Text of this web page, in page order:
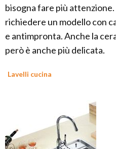
bisogna fare più
richiedere un modello con
e antimpronta. Anche la
però è anche più delicata.
Lavelli cucina